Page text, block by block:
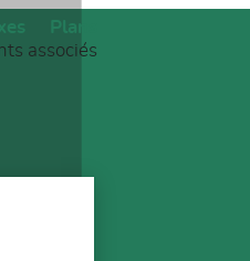
associés
Plans